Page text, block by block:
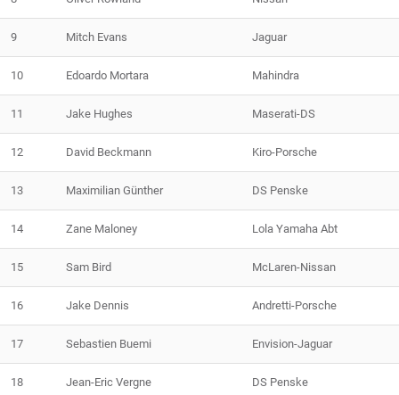
9 Mitch Evans Jaguar
10 Edoardo Mortara Mahindra
11 Jake Hughes Maserati-DS
12 David Beckmann Kiro-Porsche
13 Maximilian Günther DS Penske
14 Zane Maloney Lola Yamaha Abt
15 Sam Bird McLaren-Nissan
16 Jake Dennis Andretti-Porsche
17 Sebastien Buemi Envision-Jaguar
18 Jean-Eric Vergne DS Penske